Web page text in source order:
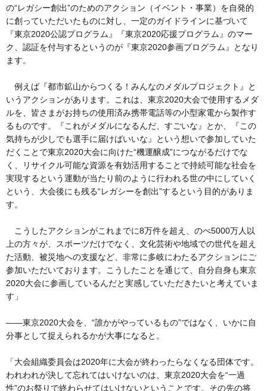
の“レガシー創出”のためのアクション（イベント・事業）を自発的
に創っていただいたものに対し、一定のガイドラインに基づいて
『東京2020公認プログラム』『東京2020応援プログラム』のマー
ク、認証を付与するというのが『東京2020参画プログラム』となり
ます。
例えば『都市鉱山からつくる！みんなのメダルプロジェクト』と
いうアクションがあります。これは、東京2020大会で使用するメダ
ルを、皆さまがお持ちの使用済み携帯電話等の小型家電から製作す
るものです。『これがメダルになるんだ、すごいな』とか、『この
気持ちが少しでも選手に届けばいいな』という想いで参加していた
だくことで東京2020大会に向けた“機運醸成”につながるだけでな
く、リサイクル可能な資源を有効活用することで持続可能な社会を
実現するという運動が当たり前のように行われる世の中にしていく
という、大会後にも残る“レガシーを創出”するという目的がありま
す。
こうしたアクションがこれまでに8万件を超え、のべ5000万人以
上の方々が、スポーツだけでなく、文化芸術や地域での世代を超え
た活動、被災地への支援など、非常に多岐にわたるアクションにご
参加いただいております。こうしたことを通じて、自分自身も東京
2020大会に参画しているんだと実感していただきたいと考えていま
す」
――東京2020大会を、“誰かがやっているもの”ではなく、いかに自
分事として捉えられるかが大事になると。
「大会組織委員会は2020年に大会が終わったらなくなる団体です。
われわれが決して忘れてはいけないのは、東京2020大会を“一過
性”のお祭りで終わらせてはいけないということです。その先の将